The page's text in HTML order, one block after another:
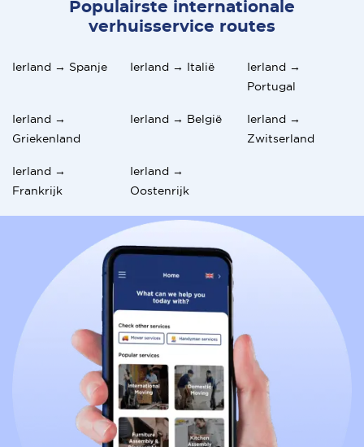
essentieel om je soepel aan te passen.
Populairste internationale
verhuisservice routes
Ierland → Spanje Ierland → Italië
Ierland →
Portugal
Ierland →
Griekenland
Ierland → België
Ierland →
Zwitserland
Ierland →
Frankrijk
Ierland →
Oostenrijk